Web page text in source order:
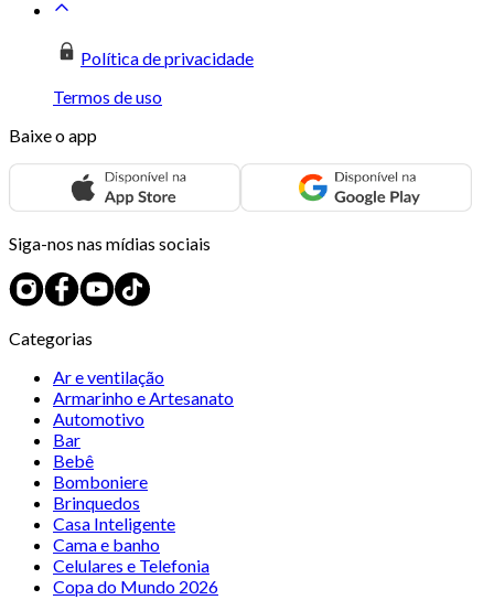
Política de privacidade
Termos de uso
Baixe o app
Siga-nos nas mídias sociais
Categorias
Ar e ventilação
Armarinho e Artesanato
Automotivo
Bar
Bebê
Bomboniere
Brinquedos
Casa Inteligente
Cama e banho
Celulares e Telefonia
Copa do Mundo 2026